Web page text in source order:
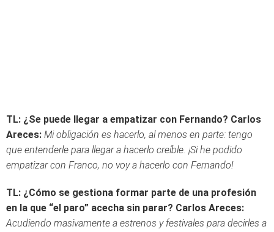
TL: ¿Se puede llegar a empatizar con Fernando? Carlos
Areces: Mi obligación es hacerlo, al menos en parte: tengo
que entenderle para llegar a hacerlo creíble. ¡Si he podido
empatizar con Franco, no voy a hacerlo con Fernando!
TL: ¿Cómo se gestiona formar parte de una profesión
en la que “el paro” acecha sin parar? Carlos Areces:
Acudiendo masivamente a estrenos y festivales para decirles a